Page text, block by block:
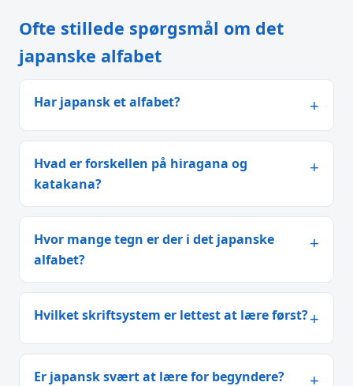
Ofte stillede spørgsmål om det
japanske alfabet
Har japansk et alfabet?
Hvad er forskellen på hiragana og
katakana?
Hvor mange tegn er der i det japanske
alfabet?
Hvilket skriftsystem er lettest at lære først?
Er japansk svært at lære for begyndere?